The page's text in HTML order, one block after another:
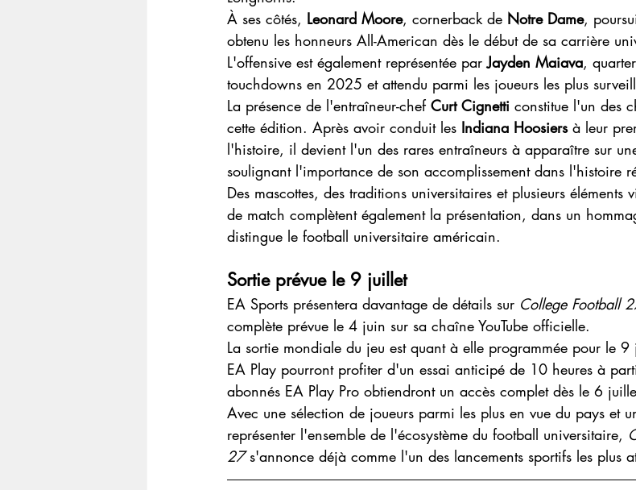
À ses côtés, Leonard Moore, cornerback de Notre Dame,
obtenu les honneurs All-American dès le début de sa carrière
L'offensive est également représentée par Jayden Maiava,
touchdowns en 2025 et attendu parmi les joueurs les plus
La présence de l'entraîneur-chef Curt Cignetti constitue l'un des
cette édition. Après avoir conduit les Indiana Hoosiers à leur
l'histoire, il devient l'un des rares entraîneurs à apparaître sur
soulignant l'importance de son accomplissement dans l'histoire
Des mascottes, des traditions universitaires et plusieurs éléments
de match complètent également la présentation, dans un
distingue le football universitaire américain.
Sortie prévue le 9 juillet
EA Sports présentera davantage de détails sur College Football
complète prévue le 4 juin sur sa chaîne YouTube officielle.
La sortie mondiale du jeu est quant à elle programmée pour le
EA Play pourront profiter d'un essai anticipé de 10 heures à
abonnés EA Play Pro obtiendront un accès complet dès le 6
Avec une sélection de joueurs parmi les plus en vue du pays et
représenter l'ensemble de l'écosystème du football universitaire,
27 s'annonce déjà comme l'un des lancements sportifs les plus